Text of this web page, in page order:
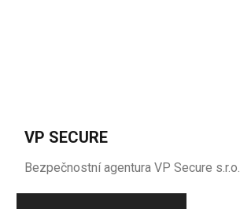
VP SECURE
Bezpečnostní agentura VP Secure s.r.o.